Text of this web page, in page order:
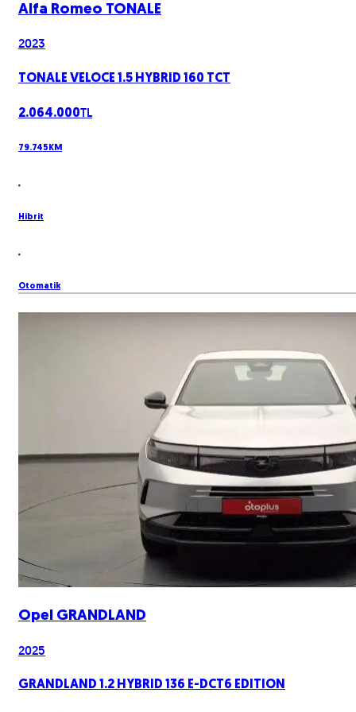
Alfa Romeo TONALE
2023
TONALE VELOCE 1.5 HYBRID 160 TCT
2.064.000TL
79.745 KM
Hibrit
Otomatik
Opel GRANDLAND
2025
GRANDLAND 1.2 HYBRID 136 E-DCT6 EDITION